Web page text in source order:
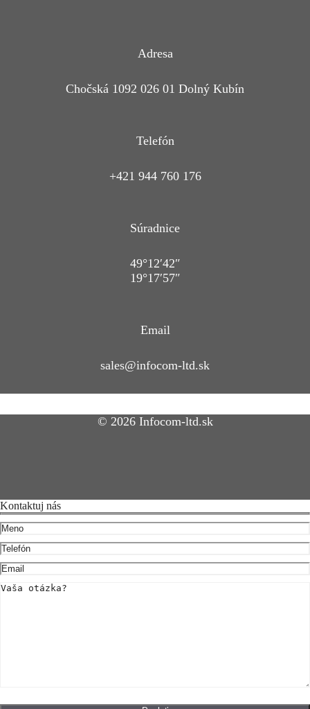
Adresa
Chočská 1092 026 01 Dolný Kubín
Telefón
+421 944 760 176
Súradnice
49°12′42″
19°17′57″
Email
sales@infocom-ltd.sk
© 2026 Infocom-ltd.sk
Kontaktuj nás